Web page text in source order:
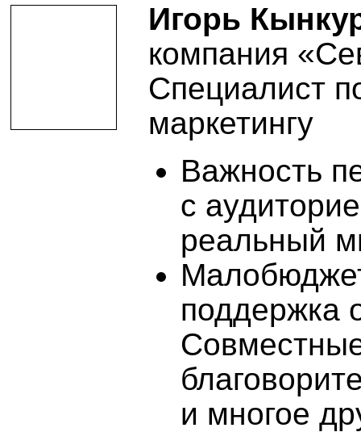
Игорь
компания
Специалист
маркетингу
Важность
с
реальный
поддержка
и многое